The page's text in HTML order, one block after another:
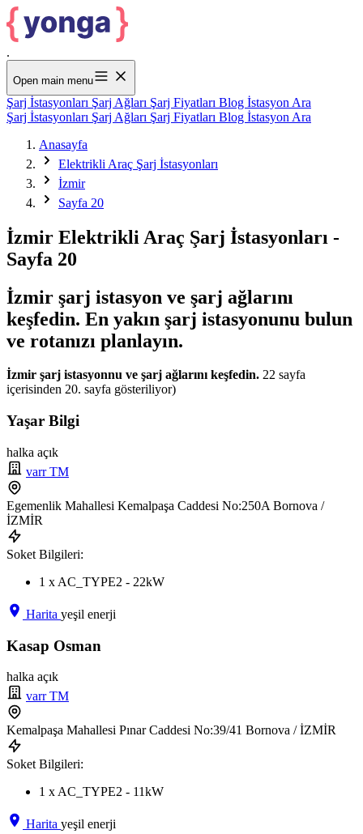
.
Open main menu
Şarj İstasyonları Şarj Ağları Şarj Fiyatları Blog İstasyon Ara
Şarj İstasyonları Şarj Ağları Şarj Fiyatları Blog İstasyon Ara
Anasayfa
Elektrikli Araç Şarj İstasyonları
İzmir
Sayfa 20
İzmir Elektrikli Araç Şarj İstasyonları -
Sayfa 20
İzmir şarj istasyon ve şarj ağlarını
keşfedin. En yakın şarj istasyonunu bulun
ve rotanızı planlayın.
İzmir şarj istasyonnu ve şarj ağlarını keşfedin. 22 sayfa
içerisinden 20. sayfa gösteriliyor)
Yaşar Bilgi
halka açık
varr TM
Egemenlik Mahallesi Kemalpaşa Caddesi No:250A Bornova /
İZMİR
Soket Bilgileri:
1 x AC_TYPE2 - 22kW
Harita yeşil enerji
Kasap Osman
halka açık
varr TM
Kemalpaşa Mahallesi Pınar Caddesi No:39/41 Bornova / İZMİR
Soket Bilgileri:
1 x AC_TYPE2 - 11kW
Harita yeşil enerji